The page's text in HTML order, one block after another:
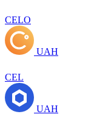
CELO
UAH
CEL
UAH